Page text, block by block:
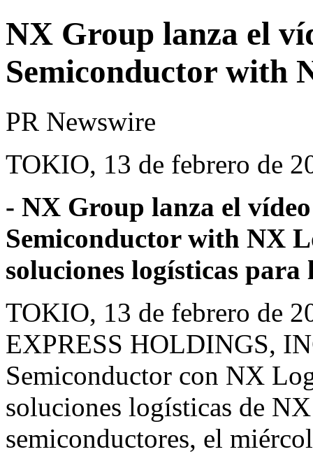
NX Group lanza el
Semiconductor with
PR Newswire
TOKIO, 13 de febrero de
- NX Group lanza el
Semiconductor with NX
soluciones logísticas
TOKIO, 13 de febrero de
EXPRESS HOLDINGS,
Semiconductor con NX
soluciones logísticas de
semiconductores, el